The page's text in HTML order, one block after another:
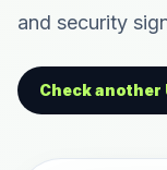
and security
Check another